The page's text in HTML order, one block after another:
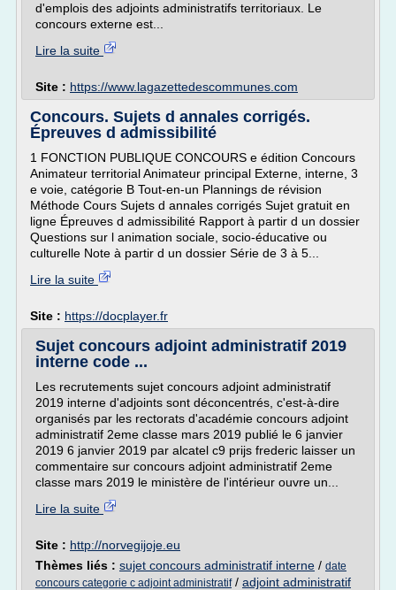
d'emplois des adjoints administratifs territoriaux. Le
concours externe est...
Lire la suite
Site : https://www.lagazettedescommunes.com
Concours. Sujets d annales corrigés.
Épreuves d admissibilité
1 FONCTION PUBLIQUE CONCOURS e édition Concours
Animateur territorial Animateur principal Externe, interne, 3
e voie, catégorie B Tout-en-un Plannings de révision
Méthode Cours Sujets d annales corrigés Sujet gratuit en
ligne Épreuves d admissibilité Rapport à partir d un dossier
Questions sur l animation sociale, socio-éducative ou
culturelle Note à partir d un dossier Série de 3 à 5...
Lire la suite
Site : https://docplayer.fr
Sujet concours adjoint administratif 2019
interne code ...
Les recrutements sujet concours adjoint administratif
2019 interne d'adjoints sont déconcentrés, c'est-à-dire
organisés par les rectorats d'académie concours adjoint
administratif 2eme classe mars 2019 publié le 6 janvier
2019 6 janvier 2019 par alcatel c9 prijs frederic laisser un
commentaire sur concours adjoint administratif 2eme
classe mars 2019 le ministère de l'intérieur ouvre un...
Lire la suite
Site : http://norvegijoje.eu
Thèmes liés : sujet concours administratif interne / date
concours categorie c adjoint administratif/ adjoint administratif